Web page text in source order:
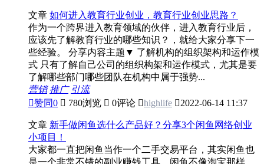
文章 如何进入教育行业创业，教育行业创业思路？
作为一个跨界进入教育领域的伙伴，进入教育行业后，
应该先了解教育行业的哪些知识？，就给大家分享下一
些经验。 分享内容主题▼ 了解机构的组织架构和运作模
式 只有了解自己公司的组织构架和运作模式，尤其是要
了解哪些部门哪些团队在机构中属于强势...
营销 推广 引流
赞同0  780浏览  0评论 highlife 2022-06-14 11:37
文章 新手做闲鱼选什么产品好？分享3个闲鱼网络创业
小项目！
大家都一直把闲鱼当作一个二手交易平台，其实闲鱼也
是一个非常不错的副业赚钱工具。闲鱼不像淘宝那样，